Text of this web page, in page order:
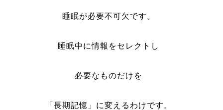
睡眠が必要不可欠です。
睡眠中に情報をセレクトし
必要なものだけを
「長期記憶」に変えるわけです。